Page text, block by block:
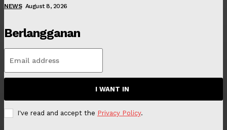
NEWS August 8, 2026
Berlangganan
I WANT IN
I've read and accept the Privacy Policy.